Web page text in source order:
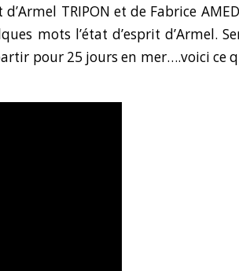
TRIPON et de Fabrice
mots l’état d’esprit d’Armel.
pour 25 jours en mer….voici ce